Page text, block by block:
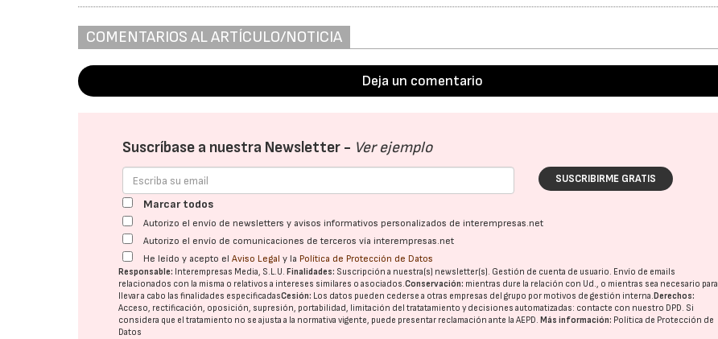
COMENTARIOS AL ARTÍCULO/NOTICIA
Deja un comentario
Suscríbase a nuestra Newsletter - Ver ejemplo
SUSCRIBIRME GRATIS
Marcar todos
Autorizo el envío de newsletters y avisos informativos personalizados de interempresas.net
Autorizo el envío de comunicaciones de terceros vía interempresas.net
He leído y acepto elAviso Legal y la Política de Protección de Datos
Responsable: Interempresas Media, S.L.U. Finalidades: Suscripción a nuestra(s) newsletter(s). Gestión de cuenta de usuario. Envío de emails
relacionados con la misma o relativos a intereses similares o asociados.Conservación: mientras dure la relación con Ud., o mientras sea necesario para
llevar a cabo las finalidades especificadasCesión: Los datos pueden cederse a otras empresas del grupo por motivos de gestión interna. Derechos:
Acceso, rectificación, oposición, supresión, portabilidad, limitación del tratatamiento y decisiones automatizadas: contacte con nuestro DPD. Si
considera que el tratamiento no se ajusta a la normativa vigente, puede presentar reclamación ante laAEPD. Más información: Política de Protección de
Datos